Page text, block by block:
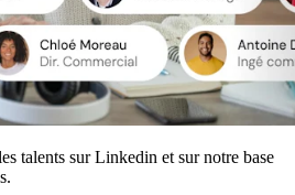
talents sur Linkedin et sur notre base